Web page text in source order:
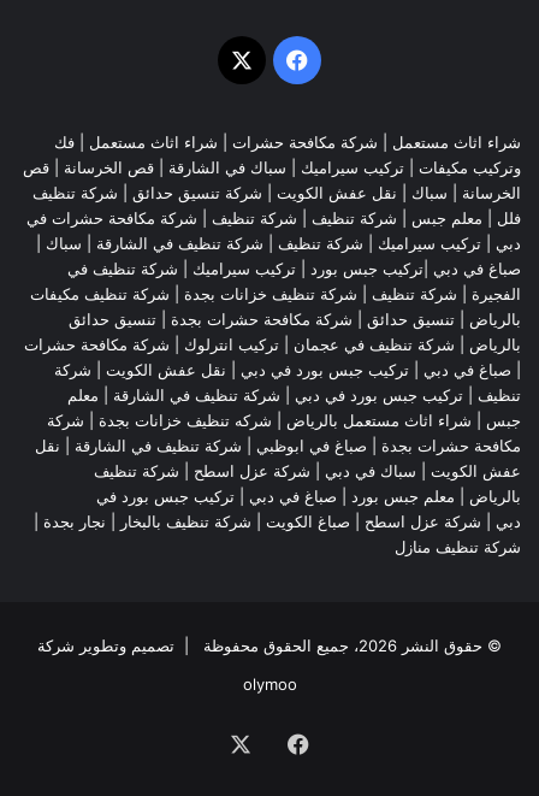
فيسبوك
‫X
شراء اثاث مستعمل شركة مكافحة حشرات شراء اثاث مستعمل
فك
وتركيب مكيفات | تركيب سيراميك | سباك في الشارقة قص الخرسانة | قص
الخرسانة | سباك نقل عفش الكويت شركة تنسيق حدائق
شركة تنظيف
فلل
معلم جبس شركة تنظيف شركة تنظيف
شركة مكافحة حشرات في
دبي
تركيب سيراميك شركة تنظيف شركة تنظيف في الشارقة | سباك |
صباغ في دبي |تركيب جبس بورد | تركيب سيراميك
شركة تنظيف في
الفجيرة
شركة تنظيف شركة تنظيف خزانات بجدة
شركة تنظيف مكيفات
بالرياض
تنسيق حدائق شركة مكافحة حشرات بجدة
تنسيق حدائق
بالرياض
شركة تنظيف في عجمان | تركيب انترلوك | شركة مكافحة حشرات
صباغ في دبي تركيب جبس بورد في دبي نقل عفش الكويت
شركة
تنظيف
تركيب جبس بورد في دبي شركة تنظيف في الشارقة
معلم
جبس
شراء اثاث مستعمل بالرياض شركه تنظيف خزانات بجدة
شركة
مكافحة حشرات بجدة
صباغ في ابوظبي شركة تنظيف في الشارقة
نقل
عفش الكويت | سباك في دبي | شركة عزل اسطح
شركة تنظيف
بالرياض
معلم جبس بورد صباغ في دبي
تركيب جبس بورد في
دبي
شركة عزل اسطح صباغ الكويت شركة تنظيف بالبخار نجار بجدة
شركة تنظيف منازل
© حقوق النشر 2026، جميع الحقوق محفوظة | تصميم وتطوير شركة
olymoo
فيسبوك